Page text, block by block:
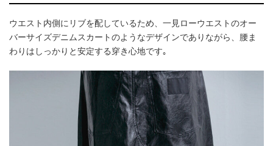
ウエスト内側にリブを配しているため、一見ローウエストのオー
バーサイズデニムスカートのようなデザインでありながら、腰ま
わりはしっかりと安定する穿き心地です｡